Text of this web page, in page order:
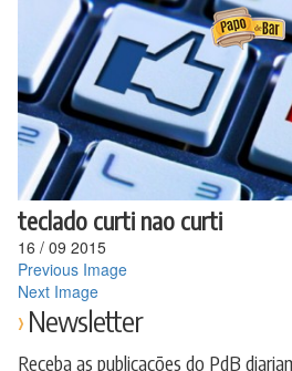
conteúdo
teclado curti nao curti
16 / 09 2015
Previous Image
Next Image
Newsletter
Receba as publicações do PdB